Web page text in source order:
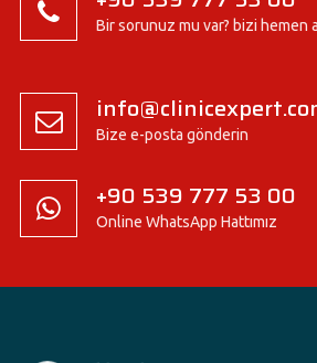
Bir sorunuz mu var? bizi hemen
Bize e-posta gönderin
+90 539 777 53 00
Online WhatsApp Hattımız